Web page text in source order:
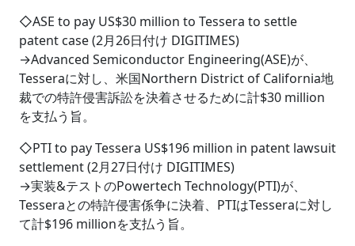
◇ASE to pay US$30 million to Tessera to settle
patent case (2月26日付け DIGITIMES)
→Advanced Semiconductor Engineering(ASE)が、
Tesseraに対し、米国Northern District of California地
裁での特許侵害訴訟を決着させるために計$30 million
を支払う旨。
◇PTI to pay Tessera US$196 million in patent lawsuit
settlement (2月27日付け DIGITIMES)
→実装&テストのPowertech Technology(PTI)が、
Tesseraとの特許侵害係争に決着、PTIはTesseraに対し
て計$196 millionを支払う旨。